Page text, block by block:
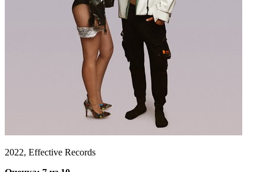
2022, Effective Records